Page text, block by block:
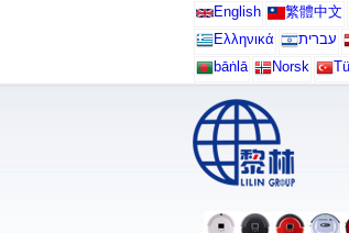
English 繁體中文
Ελληνικά
עברית
bāṅlā
Norsk